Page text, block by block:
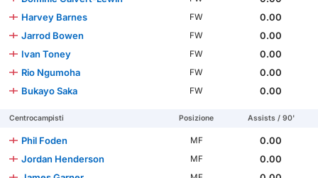
Harvey Barnes
FW
0.00
Jarrod Bowen
FW
0.00
Ivan Toney
FW
0.00
Rio Ngumoha
FW
0.00
Bukayo Saka
FW 0.00
Centrocampisti Posizione Assists / 90'
Phil Foden MF
0.00
Jordan Henderson
MF
0.00